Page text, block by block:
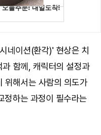
네이션(환각)' 현상은 치
함께, 캐릭터의 설정과
위해서는 사람의 의도가
정하는 과정이 필수라는